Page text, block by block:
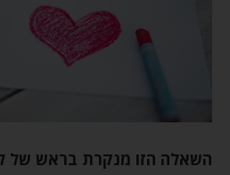
השאלה הזו מנקרת בראש של